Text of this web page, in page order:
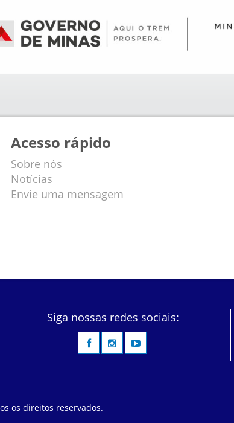
Acesso rápido
Sobre nós
Notícias
Envie uma mensagem
Siga nossas redes sociais:
os direitos reservados.